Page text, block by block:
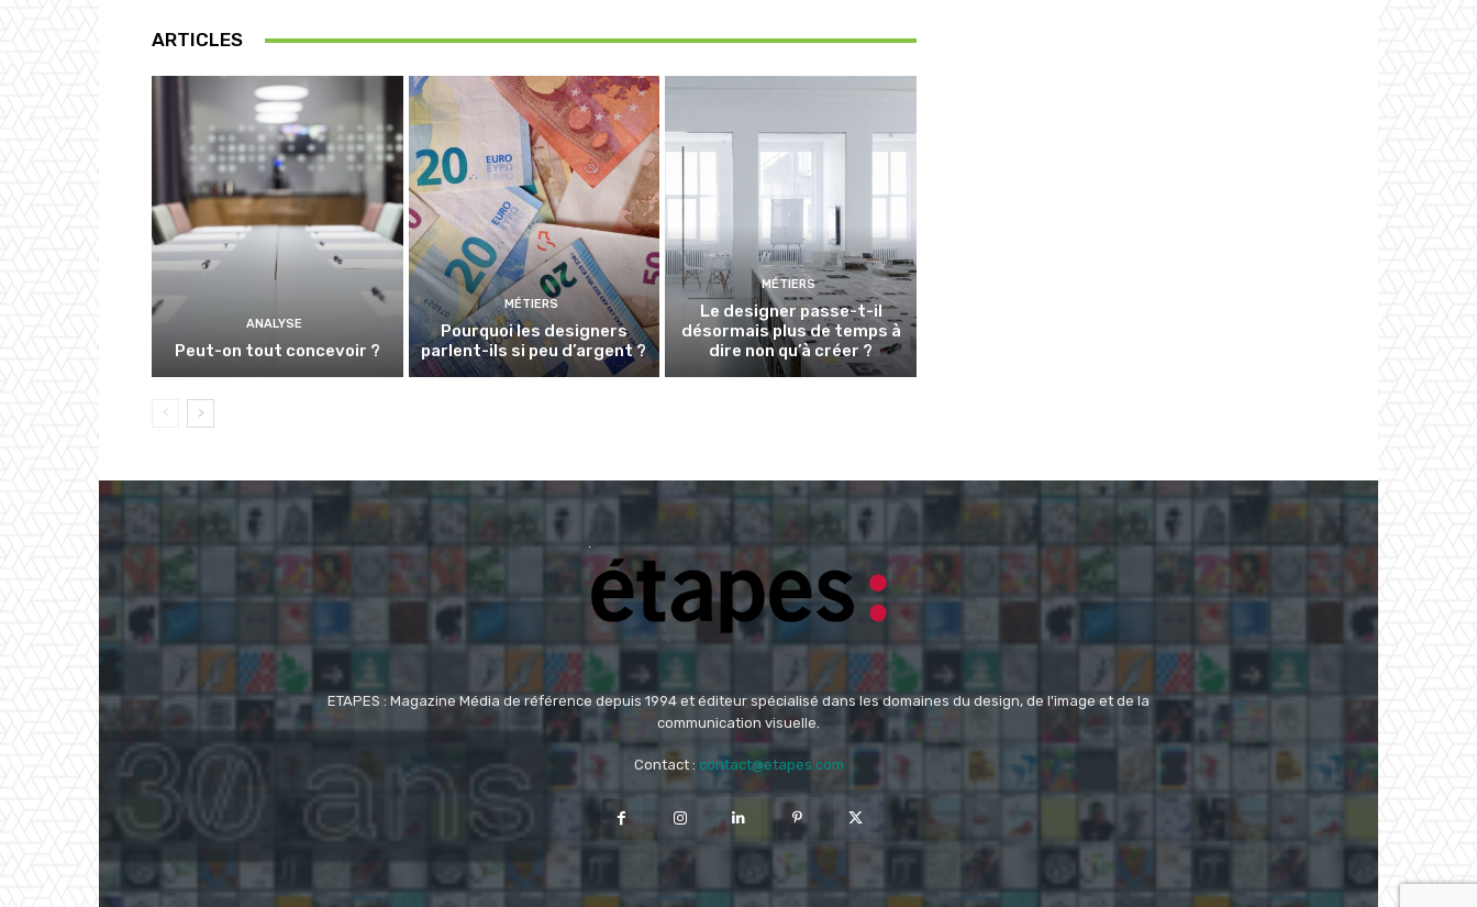
ARTICLES
ANALYSE
Peut-on tout concevoir ?
MÉTIERS
Pourquoi les designers
parlent-ils si peu d’argent ?
MÉTIERS
Le designer passe-t-il
désormais plus de temps à
dire non qu’à créer ?
ETAPES : Magazine Média de référence depuis 1994 et éditeur spécialisé dans les domaines du design, de l'image et de la
communication visuelle.
Contact : contact@etapes.com